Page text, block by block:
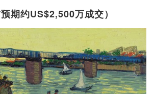
期约US$2,500万成交）